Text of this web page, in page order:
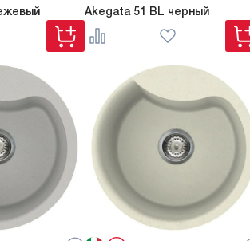
Akegata 51 BL черный